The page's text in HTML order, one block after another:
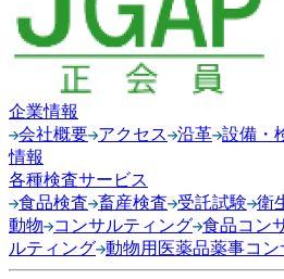
企業情報
会社概要 アクセス 沿革 設備・
情報
各種検査サービス
食品検査 畜産検査 受託試験 衛
動物
コンサルティング 食品コン
ルティング 動物用医薬品薬事コ